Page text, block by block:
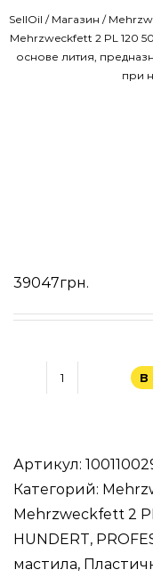
SellOil / Магазин /
Mehrzweckfett 2 PL 120
основе лития,
при
39047грн.
Количество
HUNDERT
2
PL
120
В
Артикул:
Категорий:
Mehrzweckfett 2
HUNDERT,
мастила,